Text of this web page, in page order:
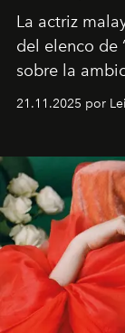
La actriz
del elenco de
sobre la
ocasiones, la
importa si no
21.11.2025 por